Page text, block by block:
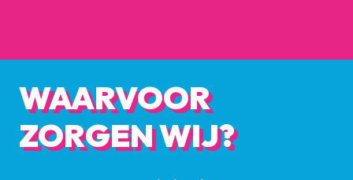
WAARVOOR
ZORGEN WIJ?